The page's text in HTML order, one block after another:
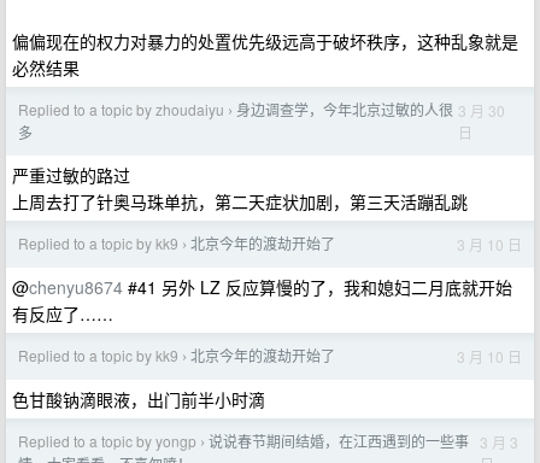
偏偏现在的权力对暴力的处置优先级远高于破坏秩序，这种乱象就是
必然结果
Replied to a topic by zhoudaiyu › 身边调查学，今年北京过敏的人很
多
3 月 30
日
严重过敏的路过
上周去打了针奥马珠单抗，第二天症状加剧，第三天活蹦乱跳
Replied to a topic by kk9 › 北京今年的渡劫开始了 3 月 10 日
@chenyu8674 #41 另外 LZ 反应算慢的了，我和媳妇二月底就开始
有反应了……
Replied to a topic by kk9 › 北京今年的渡劫开始了 3 月 10 日
色甘酸钠滴眼液，出门前半小时滴
Replied to a topic by yongp › 说说春节期间结婚，在江西遇到的一些事 3 月 3